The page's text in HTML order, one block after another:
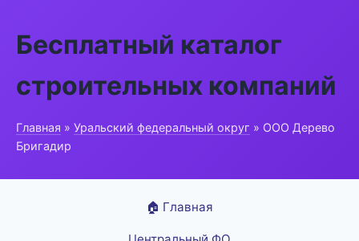
Бесплатный каталог
строительных компаний
Главная » Уральский федеральный округ » ООО Дерево
Бригадир
🏠 Главная